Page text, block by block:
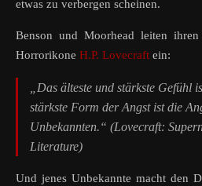
etwas zu verbergen scheinen.
Benson und Moorhead leiten
Horrorikone H.P. Lovecraft ein:
„Das älteste und stärkste Gefühl
stärkste Form der Angst ist die
Unbekannten.“ (Lovecraft:
Literature)
Und jenes Unbekannte macht den